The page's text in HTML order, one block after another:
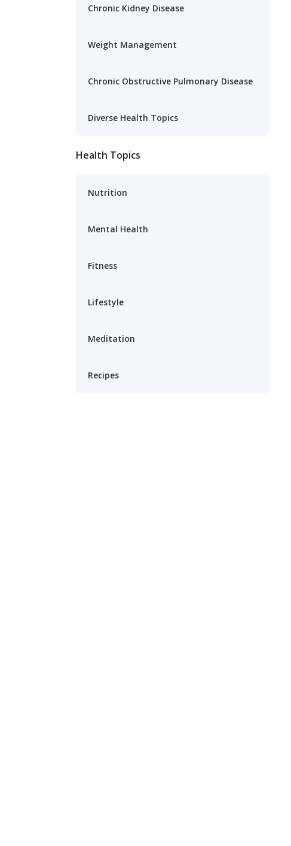
Chronic Kidney Disease
Weight Management
Chronic Obstructive Pulmonary Disease
Diverse Health Topics
Health Topics
Nutrition
Mental Health
Fitness
Lifestyle
Meditation
Recipes